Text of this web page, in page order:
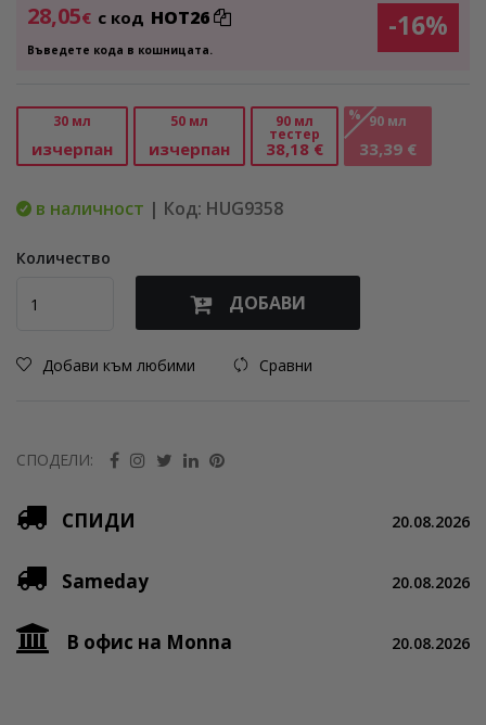
28,05€ с код HOT26
Въведете кода в кошницата.
-16%
30 мл
изчерпан
50 мл
изчерпан
90 мл
тестер
38,18 €
% 90 мл
33,39 €
в наличност | Код: HUG9358
Количество
ДОБАВИ
Добави към любими Сравни
СПОДЕЛИ:
СПИДИ 20.08.2026
Sameday 20.08.2026
В офис на Monna 20.08.2026